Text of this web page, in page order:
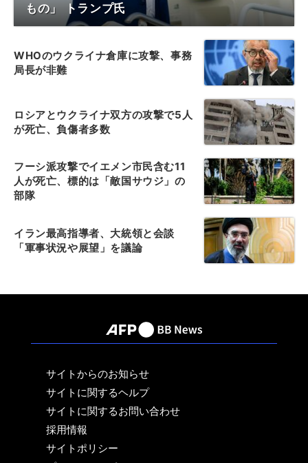
もの」 トランプ氏
WHOのウクライナ倉庫に攻撃、事務
局長が非難
ロシアとウクライナ双方の攻撃で5人
が死亡、負傷者多数
フーシ派攻撃でイエメン市民含む11
人が死亡、標的は「敵国サウジ」の
部隊
イラン最高指導者、大統領と会談
「軍事状況や展望」を議論
サイトからのお知らせ
サイトに関するヘルプ
サイトに関するお問い合わせ
採用情報
サイトポリシー